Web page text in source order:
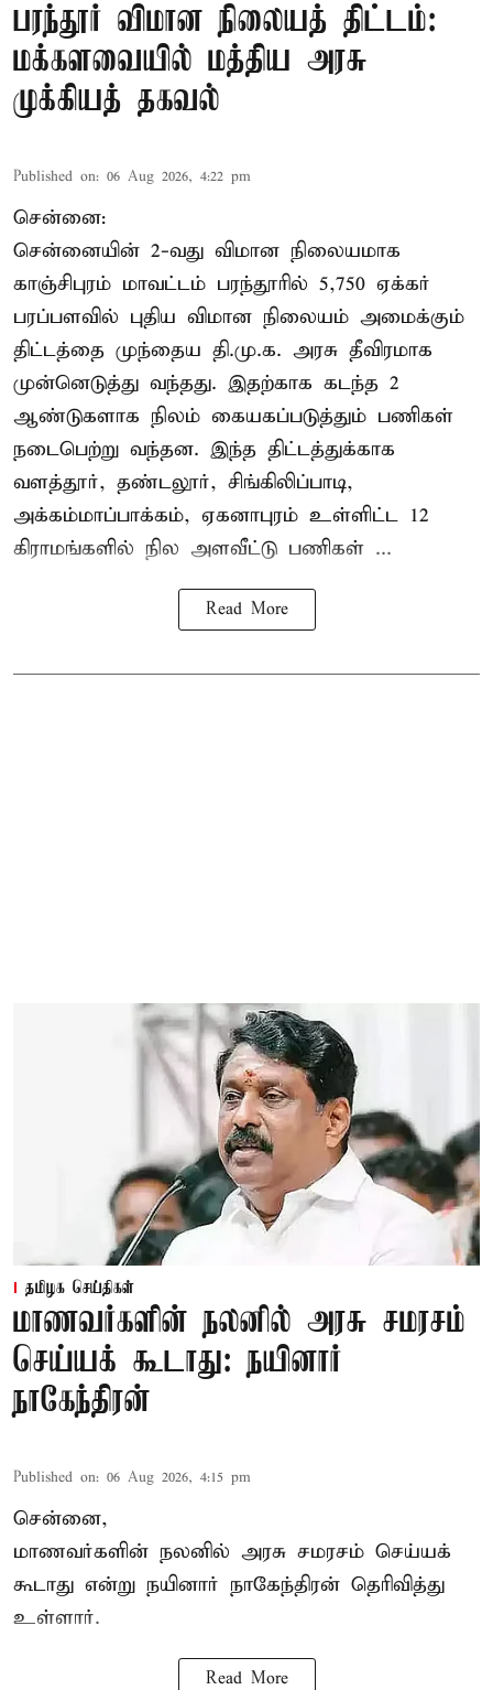
பரந்தூர் விமான நிலையத் திட்டம்:
மக்களவையில் மத்திய அரசு
முக்கியத் தகவல்
Published on: 06 Aug 2026, 4:22 pm
சென்னை:
சென்னையின் 2-வது விமான நிலையமாக
காஞ்சிபுரம் மாவட்டம் பரந்தூரில் 5,750 ஏக்கர்
பரப்பளவில் புதிய விமான நிலையம் அமைக்கும்
திட்டத்தை முந்தைய தி.மு.க. அரசு தீவிரமாக
முன்னெடுத்து வந்தது. இதற்காக கடந்த 2
ஆண்டுகளாக நிலம் கையகப்படுத்தும் பணிகள்
நடைபெற்று வந்தன. இந்த திட்டத்துக்காக
வளத்தூர், தண்டலூர், சிங்கிலிப்பாடி,
அக்கம்மாப்பாக்கம், ஏகனாபுரம் உள்ளிட்ட 12
கிராமங்களில் நில அளவீட்டு பணிகள் ...
Read More
தமிழக செய்திகள்
மாணவர்களின் நலனில் அரசு சமரசம்
செய்யக் கூடாது: நயினார்
நாகேந்திரன்
Published on: 06 Aug 2026, 4:15 pm
சென்னை,
மாணவர்களின் நலனில் அரசு சமரசம் செய்யக்
கூடாது என்று நயினார் நாகேந்திரன் தெரிவித்து
உள்ளார்.
Read More